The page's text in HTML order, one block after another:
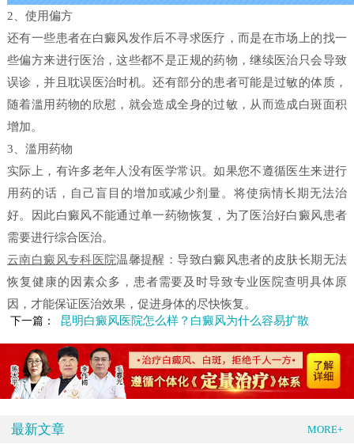
2、使用偏方
还有一些患者在白癜风发作后不寻求医疗，而是在市场上的找一
些偏方来进行医治，这些都不是正规的药物，继续医治只会导致
误诊，并且耽误医治时机。还有部分的患者可能是过敏的体质，
随着滥用药物的欣慰，就会造成全身的过敏，从而造成白斑面积
增加。
3、滥用药物
实际上，有许多老年人没有医学常识。如果您不遵循医生来进行
用药的话，自己盲目的增加或减少剂量。将使病情长期无法治
好。因此白癜风不能通过单一药物恢复，为了医治好白癜风患者
需要进行综合医治。
云南白癜风专科医院温馨提醒：导致白癜风患者的皮肤长期无法
恢复健康的因素众多，患者需要及时导致专业医院查明具体原
因，才能保证医治效果，促进身体的尽快恢复。
下一篇： 昆明白癜风医院怎么样？白癜风为什么容易扩散
最新文章 MORE+